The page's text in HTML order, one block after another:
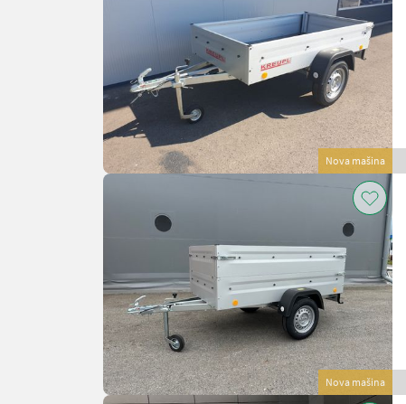
Nova mašina
Nova mašina